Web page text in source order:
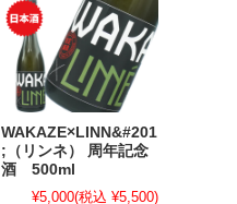
WAKAZE×LINN&#201
;（リンネ） 周年記念
酒 500ml
¥5,000(税込 ¥5,500)